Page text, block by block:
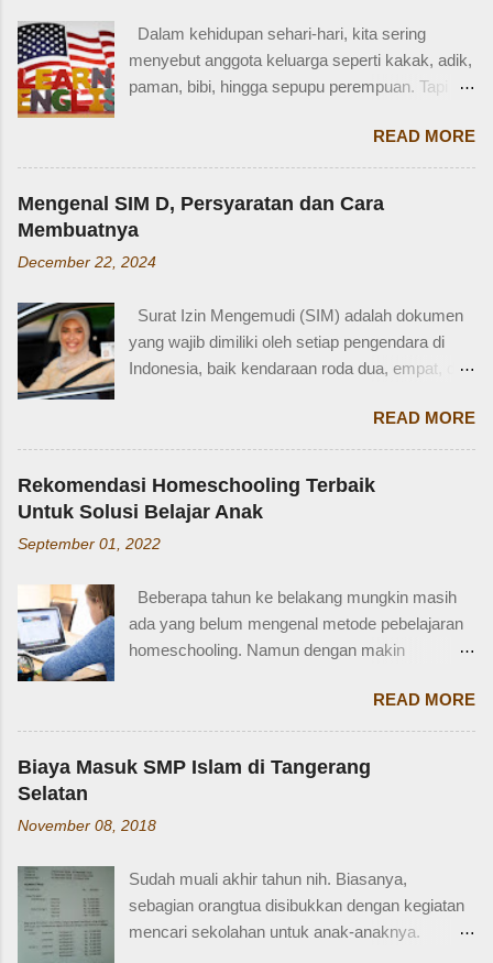
tidak ingat detailnya. Ayau, mungkin juga dia
terkejut juga dengan reaksi saya. Bagaimana
tidak terkejut. Saya taksir usia Zaidan sekitar
Zaidan duduk di bangku TK, saya sudah tidak
bekerja di luar rumah. Meniggalkan anak usia
segitu, sendiri di rumah, tentu saja saya terkejut.
Memang beli sayur tak lama, 5 atau 10 menit
mungkin selesai kalau tidak antri. Tapi,
orang yang punya kese...
Dalam kehidupan sehari-hari, kita sering
menyebut anggota keluarga seperti kakak, adik,
paman, bibi, hingga sepupu perempuan. Tapi
bahasa Inggris? Salah satu contoh yang
menarik adalah bahasa Inggris sepupu
perempuan . Banyak orang mungkin tahu kata
"cousin", tapi tahukah kamu bahwa sepupu
female cousin? Memahami kosakata keluarga
percakapan santai, tetapi juga saat menulis,
traveling, bahkan dalam lingkungan kerja
internasional. Mengenal istilah keluarga akan
memperkenalkan diri atau menceritakan silsilah
keluarga. Contohnya, dalam bahasa Inggris:
Ayah = Father Ibu = Mother Kakak laki-laki =
Older brother Adik perempuan = Younger sister
Paman = Uncle Bibi = Aunt Sepupu perempuan
Seringkali, kita hanya menggunakan "cousin"
tanpa membed...
READ MORE
Mengenal SIM D, Persyaratan dan Cara
Membuatnya
December 22, 2024
Surat Izin Mengemudi (SIM) adalah dokumen
yang wajib dimiliki oleh setiap pengendara di
Indonesia, baik kendaraan roda dua, empat, dan
salah satunya adalah SIM D. Karena tidak
terlalu populer, banyak yang bertanya SIM D
untuk pengendara apa ya? Mengenal SIM D,
Persayaratan dan Cara Membuatnya
Berdasarkan webstite resmi humas.polri.go.id,
SIM D khusus dibuat untuk pengendara dengan
Disabiltas juga adalah manusia biasa yang
berhak berkendara untuk melakukan
aktifitasnya seperti mencari nafkah, menuntut
memfasilitasi dengan SIM khusus sesuai
dengan yang dibutuhkan. SIM D yang berlaku di
Indonesia dibagi menjadi dua macam yaitu SIM
SIM C, dan SIM D1 untuk pengendara mobil
dengan Perpol Nomor 5 Tahun 2021 mengenai
jenis SIM D yang belaku di Indonesia....
READ MORE
Rekomendasi Homeschooling Terbaik
Untuk Solusi Belajar Anak
September 01, 2022
Beberapa tahun ke belakang mungkin masih
ada yang belum mengenal metode pebelajaran
homeschooling. Namun dengan makin
ini, homeschooling jadi makin dikenal dan
bahkan diminati. Homeschooling merupakan
salah satu metode belajar yang sudah mulai tak
asing sekarang dan menjadi pilihan sebagian
Homeschooling adalah model pendidikan
punya tugas dan tanggung jawab penting
sebagai pengawas dan pemberi materi untuk
anak sesuai denagn minat, potensi dan bakat
READ MORE
Biaya Masuk SMP Islam di Tangerang
Selatan
November 08, 2018
Sudah muali akhir tahun nih. Biasanya,
sebagian orangtua disibukkan dengan kegiatan
mencari sekolahan untuk anak-anaknya.